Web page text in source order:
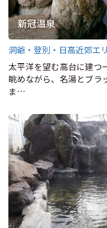
新冠温泉
洞爺・登別・日高近郊エ
太平洋を望む高台に建つ
眺めながら、名湯とブラ
ま…